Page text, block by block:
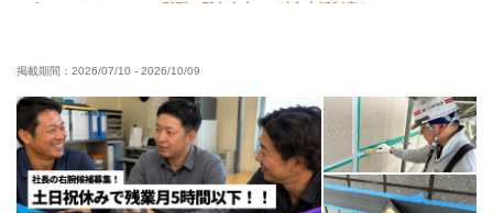
夜勤あり 車・バイク通勤OK
掲載期間： 2026/07/10 - 2026/10/09